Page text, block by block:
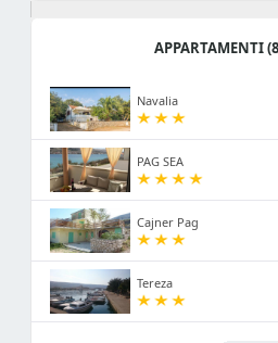
APPARTAMENTI
Navalia
PAG SEA
Cajner Pag
Tereza